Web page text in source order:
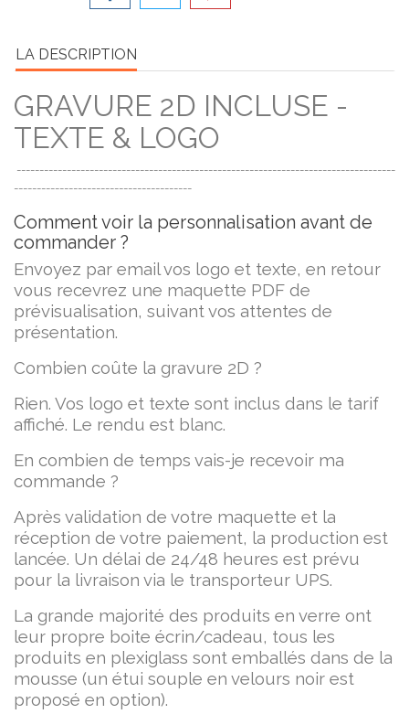
LA DESCRIPTION
GRAVURE 2D INCLUSE -
TEXTE & LOGO
-----------------------------------------------------------------------------------
---------------------------------------
Comment voir la personnalisation avant de
commander ?
Envoyez par email vos logo et texte, en retour
vous recevrez une maquette PDF de
prévisualisation, suivant vos attentes de
présentation.
Combien coûte la gravure 2D ?
Rien. Vos logo et texte sont inclus dans le tarif
affiché. Le rendu est blanc.
En combien de temps vais-je recevoir ma
commande ?
Après validation de votre maquette et la
réception de votre paiement, la production est
lancée. Un délai de 24/48 heures est prévu
pour la livraison via le transporteur UPS.
La grande majorité des produits en verre ont
leur propre boite écrin/cadeau, tous les
produits en plexiglass sont emballés dans de la
mousse (un étui souple en velours noir est
proposé en option).